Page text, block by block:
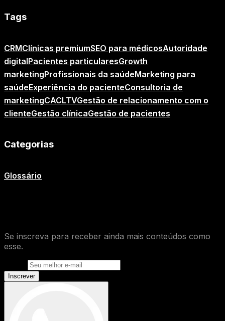
Tags
CRMClínicas premiumSEO para médicosAutoridade
digitalPacientes particularesGrowth
marketingProfissionais da saúdeMarketing para
saúdeExperiência do pacienteConsultoria de
marketingCACLTVGestão de relacionamento com o
clienteGestão clínicaGestão de pacientes
Categorias
Glossário
Se inscreva para receber ainda mais conteúdos como
esse.
Inscrever